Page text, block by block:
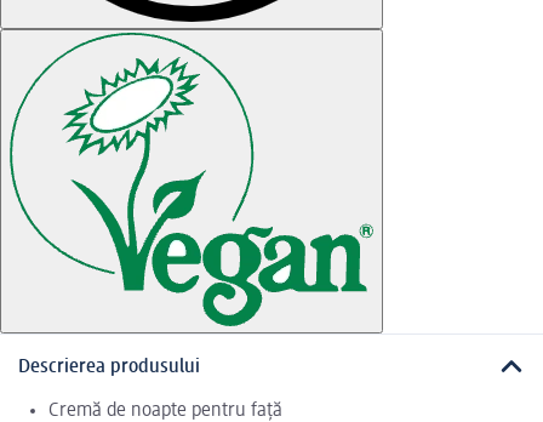
Descrierea produsului
Cremă de noapte pentru față